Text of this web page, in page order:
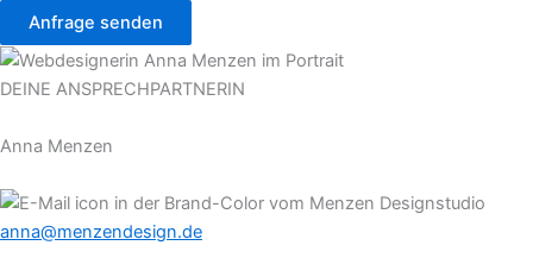
Anfrage senden
DEINE ANSPRECHPARTNERIN
Anna Menzen
anna@menzendesign.de